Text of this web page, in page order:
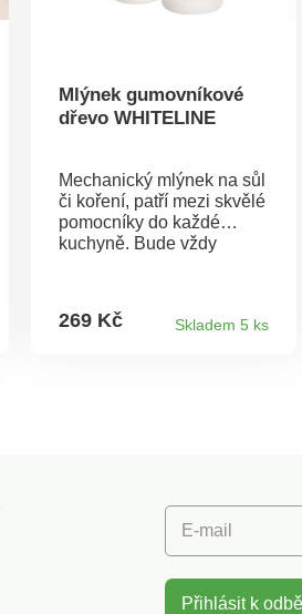
Mlýnek gumovníkové
dřevo WHITELINE
Mechanický mlýnek na sůl
či koření, patří mezi skvělé
pomocníky do každé
kuchyně. Bude vždy
dávku koření, které má
269 Kč Skladem 5 ks
E-mail
Přihlásit k